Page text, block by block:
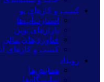
کسب و کارهای نو
استارت‌آپ‌ها
بازارهای نوین
فناوری‌های مالی
کسب و کارهای
رویداد
همایش‌ها
نمایشگاه‌ها